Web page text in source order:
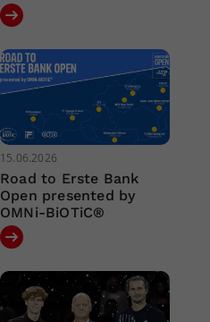
15.06.2026
Road to Erste Bank
Open presented by
OMNi-BiOTiC®